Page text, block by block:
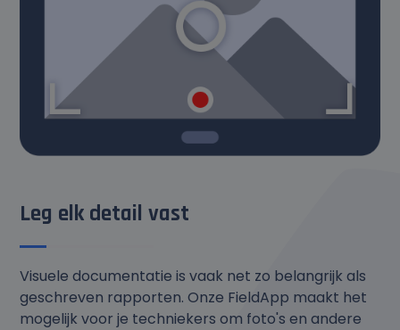
Leg elk detail vast
Visuele documentatie is vaak net zo belangrijk als
geschreven rapporten. Onze FieldApp maakt het
mogelijk voor je techniekers om foto's en andere